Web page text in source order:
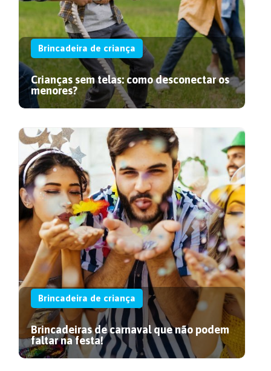
Brincadeira de criança
Crianças sem telas: como desconectar os
menores?
Brincadeira de criança
Brincadeiras de carnaval que não podem
faltar na festa!